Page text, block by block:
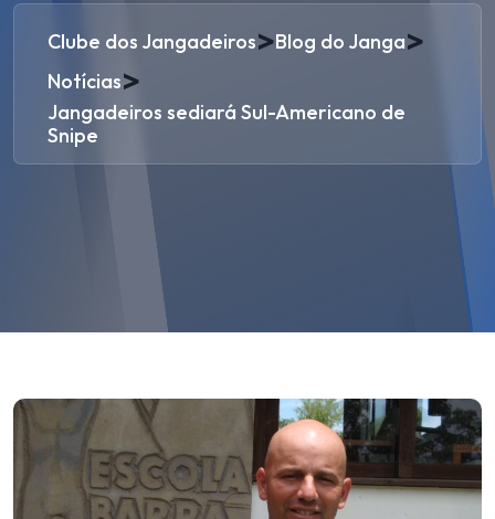
Clube dos Jangadeiros>Blog do Janga>
Notícias>
Jangadeiros sediará Sul-Americano de
Snipe